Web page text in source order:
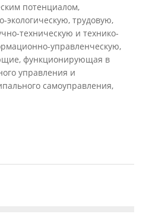
потенциалом,
трудовую,
техническую и технико-
управленческую,
функционирующая в
управления и
самоуправления,